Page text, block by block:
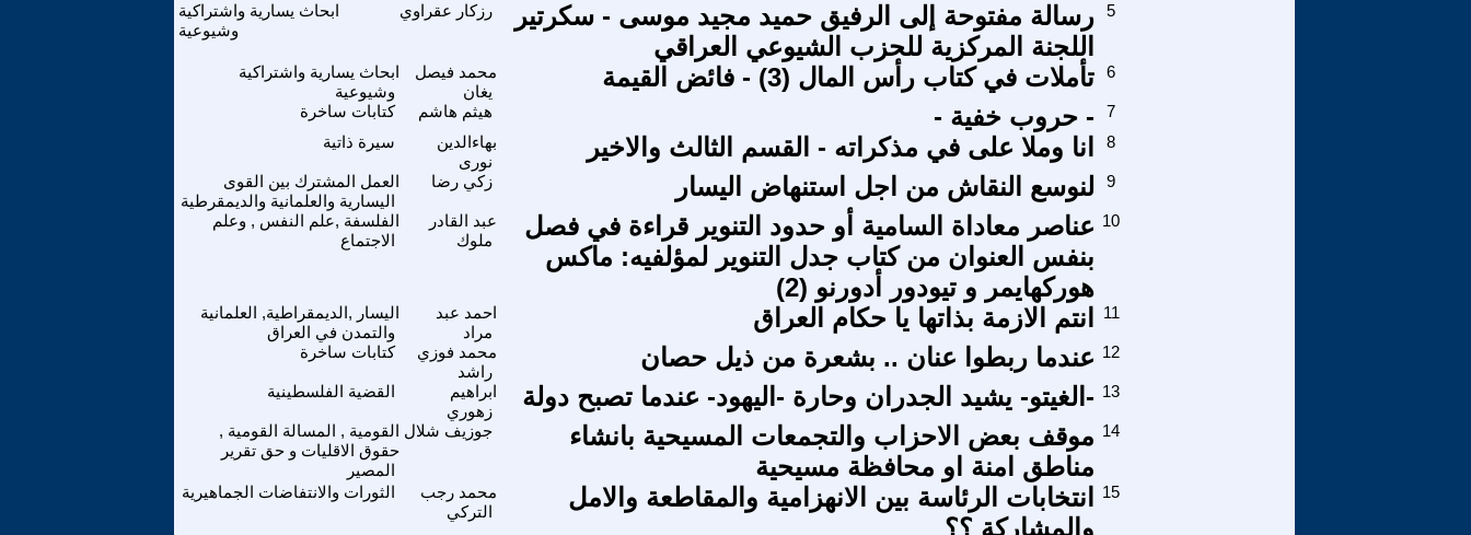
ابحاث يسارية واشتراكية
وشيوعية
رزكار عقراوي
رسالة مفتوحة إلى الرفيق حميد مجيد موسى - سكرتير
اللجنة المركزية للحزب الشيوعي العراقي
5
ابحاث يسارية واشتراكية
وشيوعية
محمد فيصل
يغان
تأملات في كتاب رأس المال (3) - فائض القيمة 6
كتابات ساخرة هيثم هاشم - حروب خفية -
7
سيرة ذاتية
بهاءالدين
نورى
انا وملا على في مذكراته - القسم الثالث والاخير 8
العمل المشترك بين القوى
اليسارية والعلمانية والديمقرطية
زكي رضا لنوسع النقاش من اجل استنهاض اليسار 9
الفلسفة ,علم النفس , وعلم
الاجتماع
عبد القادر
ملوك
عناصر معاداة السامية أو حدود التنوير قراءة في فصل
بنفس العنوان من كتاب جدل التنوير لمؤلفيه: ماكس
هوركهايمر و تيودور أدورنو (2)
10
اليسار ,الديمقراطية, العلمانية
والتمدن في العراق
احمد عبد
مراد
انتم الازمة بذاتها يا حكام العراق 11
كتابات ساخرة
محمد فوزي
راشد
عندما ربطوا عنان .. بشعرة من ذيل حصان 12
القضية الفلسطينية
ابراهيم
زهوري
-الغيتو- يشيد الجدران وحارة -اليهود- عندما تصبح دولة 13
القومية , المسالة القومية ,
حقوق الاقليات و حق تقرير
المصير
جوزيف شلال
موقف بعض الاحزاب والتجمعات المسيحية بانشاء
مناطق امنة او محافظة مسيحية
14
الثورات والانتفاضات الجماهيرية
محمد رجب
التركي
انتخابات الرئاسة بين الانهزامية والمقاطعة والامل
والمشاركة ؟؟
15